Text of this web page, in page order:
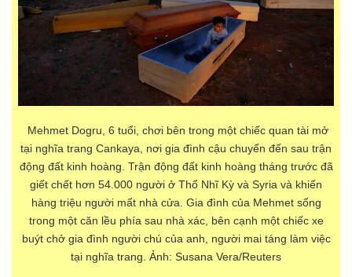
Mehmet Dogru, 6 tuổi, chơi bên trong một chiếc quan tài mở
tại nghĩa trang Cankaya, nơi gia đình cậu chuyển đến sau trận
động đất kinh hoàng. Trận động đất kinh hoàng tháng trước đã
giết chết hơn 54.000 người ở Thổ Nhĩ Kỳ và Syria và khiến
hàng triệu người mất nhà cửa. Gia đình của Mehmet sống
trong một căn lều phía sau nhà xác, bên cạnh một chiếc xe
buýt chở gia đình người chú của anh, người mai táng làm việc
tại nghĩa trang. Ảnh: Susana Vera/Reuters